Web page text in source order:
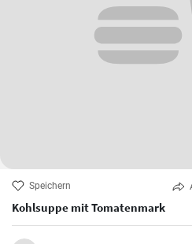
Speichern
Kohlsuppe mit Tomatenmark